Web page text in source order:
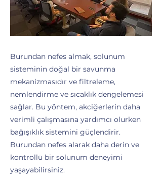
Burundan nefes almak, solunum
sisteminin doğal bir savunma
mekanizmasıdır ve filtreleme,
nemlendirme ve sıcaklık dengelemesi
sağlar. Bu yöntem, akciğerlerin daha
verimli çalışmasına yardımcı olurken
bağışıklık sistemini güçlendirir.
Burundan nefes alarak daha derin ve
kontrollü bir solunum deneyimi
yaşayabilirsiniz.